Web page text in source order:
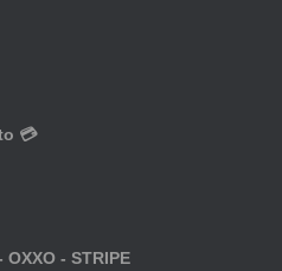
💳
- STRIPE